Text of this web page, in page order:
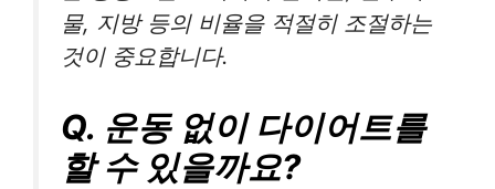
물, 지방 등의 비율을 적절히 조절하는
것이 중요합니다.
Q. 운동 없이 다이어트를
할 수 있을까요?